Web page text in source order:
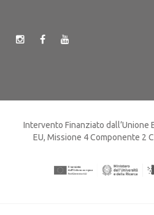
Intervento Finanziato dall’Unione
EU, Missione 4 Componente 2